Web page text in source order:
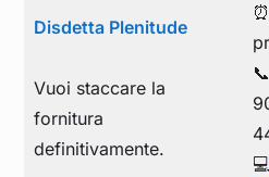
Disdetta Plenitude
Vuoi staccare la
fornitura
definitivamente.